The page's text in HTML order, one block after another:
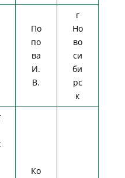
По
по
ва
И.
В.
г
Но
во
си
би
рс
к
Ко